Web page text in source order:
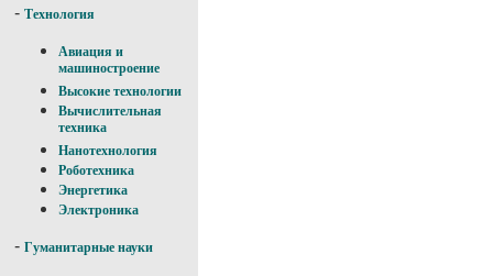
- Технология
Авиация и
машиностроение
Высокие технологии
Вычислительная
техника
Нанотехнология
Роботехника
Энергетика
Электроника
- Гуманитарные науки